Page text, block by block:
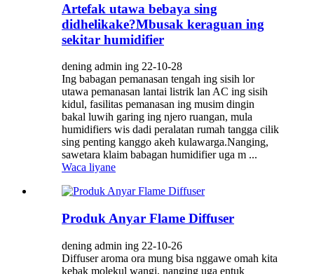
Artefak utawa bebaya sing
didhelikake?Mbusak keraguan ing
sekitar humidifier
dening admin ing 22-10-28
Ing babagan pemanasan tengah ing sisih lor
utawa pemanasan lantai listrik lan AC ing sisih
kidul, fasilitas pemanasan ing musim dingin
bakal luwih garing ing njero ruangan, mula
humidifiers wis dadi peralatan rumah tangga cilik
sing penting kanggo akeh kulawarga.Nanging,
sawetara klaim babagan humidifier uga m ...
Waca liyane
Produk Anyar Flame Diffuser
dening admin ing 22-10-26
Diffuser aroma ora mung bisa nggawe omah kita
kebak molekul wangi, nanging uga entuk